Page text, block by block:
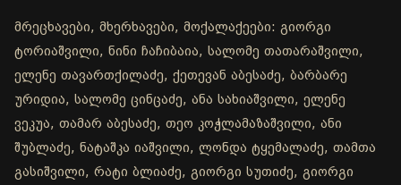
მრეცხავები, მხერხავები, მოქალაქეები: გიორგი
ტორიაშვილი, ნინი ჩაჩიბაია, სალომე თათარაშვილი,
ელენე თავართქილაძე, ქეთევან აბესაძე, ბარბარე
ურიდია, სალომე ცინცაძე, ანა სახიაშვილი, ელენე
ვეკუა, თამარ აბესაძე, თეო კოჭლამაზაშვილი, ანი
შუბლაძე, ნატაშკა იაშვილი, ლონდა ტყემალაძე, თამთა
გასიშვილი, რატი ბლიაძე, გიორგი სუთიძე, გიორგი